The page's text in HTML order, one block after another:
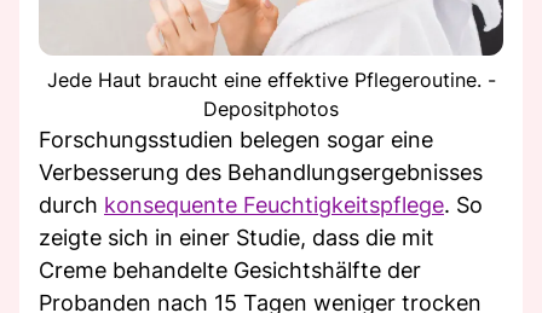
Jede Haut braucht eine effektive Pflegeroutine. -
Depositphotos
Forschungsstudien belegen sogar eine
Verbesserung des Behandlungsergebnisses
durch konsequente Feuchtigkeitspflege. So
zeigte sich in einer Studie, dass die mit
Creme behandelte Gesichtshälfte der
Probanden nach 15 Tagen weniger trocken